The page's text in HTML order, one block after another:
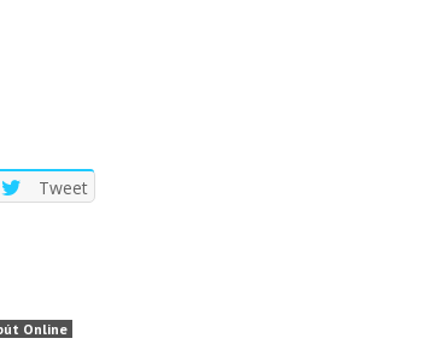
Tweet
Online